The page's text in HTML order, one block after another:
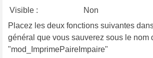
Visible :
Non
Placez les deux fonctions suivantes
général que vous sauverez sous le nom
"mod_ImprimePaireImpaire"